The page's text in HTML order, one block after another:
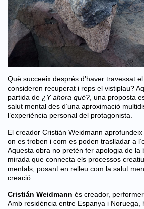
Què succeeix després d’haver travessat
consideren recuperat i reps el vistiplau?
partida de ¿Y ahora qué? , una proposta
salut mental des d’una aproximació
l’experiència personal del protagonista.
El creador Cristián Weidmann
on es troben i com es poden traslladar a
Aquesta obra no pretén fer apologia de la
mirada que connecta els processos
mentals, posant en relleu com la salut
creació.
Cristián Weidmann és creador,
Amb residència entre Espanya i Noruega,